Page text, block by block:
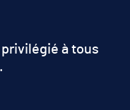
à tous